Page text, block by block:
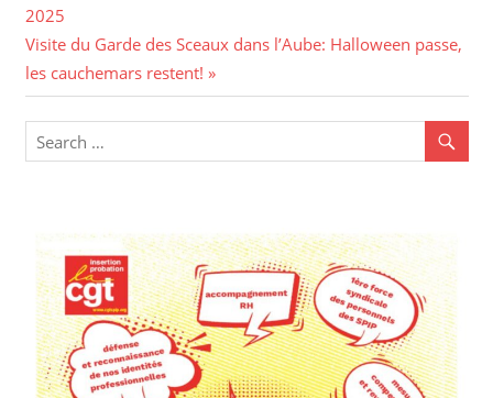
2025
Visite du Garde des Sceaux dans l’Aube: Halloween passe,
les cauchemars restent!